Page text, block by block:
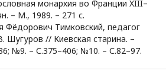
монархия во Франции XIII–
– М., 1989. – 271 с.
Фёдорович Тимковский, педагог
Шугуров // Киевская старина. –
№9. – С.375–406; №10. – С.82–97.